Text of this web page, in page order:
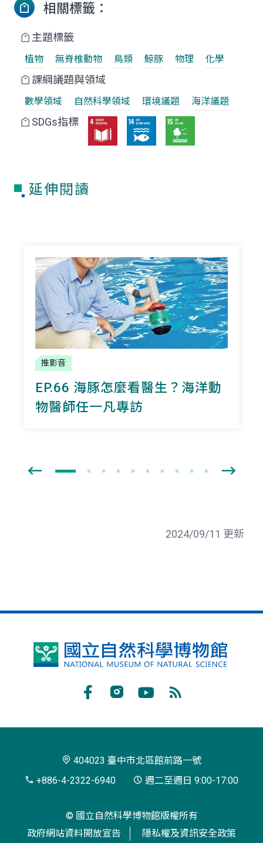
相關標籤：
主題標籤
植物 無脊椎動物 鳥類 鯨豚 物理 化學
課綱議題與領域
數學領域 自然科學領域 環境議題 海洋議題
SDGs指標
延伸閱讀
推影音
EP.66 海豚怎麼看醫生？海洋動
物醫師任一凡專訪
2024/09/11 更新
國
博
閱
404023 臺中市北區館前路一號
+886-4-2322-6940
週二至週日 9:00-17:00
© 國立自然科學博物館版權所有
政府網站資料開放宣告
隱私權及資訊安全政策